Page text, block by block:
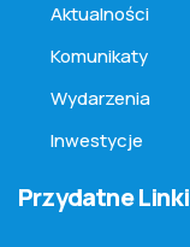
Aktualności
Komunikaty
Wydarzenia
Inwestycje
Przydatne Linki